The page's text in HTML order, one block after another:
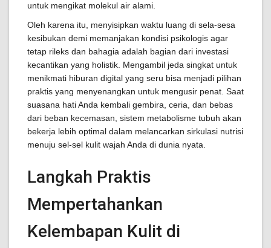
untuk mengikat molekul air alami.
Oleh karena itu, menyisipkan waktu luang di sela-sesa
kesibukan demi memanjakan kondisi psikologis agar
tetap rileks dan bahagia adalah bagian dari investasi
kecantikan yang holistik. Mengambil jeda singkat untuk
menikmati hiburan digital yang seru bisa menjadi pilihan
praktis yang menyenangkan untuk mengusir penat. Saat
suasana hati Anda kembali gembira, ceria, dan bebas
dari beban kecemasan, sistem metabolisme tubuh akan
bekerja lebih optimal dalam melancarkan sirkulasi nutrisi
menuju sel-sel kulit wajah Anda di dunia nyata.
Langkah Praktis
Mempertahankan
Kelembapan Kulit di